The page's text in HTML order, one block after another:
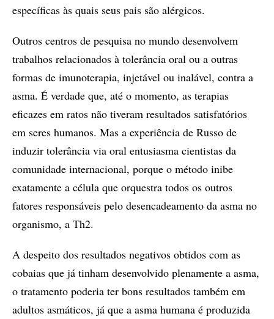
específicas às quais seus pais são alérgicos.
Outros centros de pesquisa no mundo desenvolvem
trabalhos relacionados à tolerância oral ou a outras
formas de imunoterapia, injetável ou inalável, contra a
asma. É verdade que, até o momento, as terapias
eficazes em ratos não tiveram resultados satisfatórios
em seres humanos. Mas a experiência de Russo de
induzir tolerância via oral entusiasma cientistas da
comunidade internacional, porque o método inibe
exatamente a célula que orquestra todos os outros
fatores responsáveis pelo desencadeamento da asma no
organismo, a Th2.
A despeito dos resultados negativos obtidos com as
cobaias que já tinham desenvolvido plenamente a asma,
o tratamento poderia ter bons resultados também em
adultos asmáticos, já que a asma humana é produzida